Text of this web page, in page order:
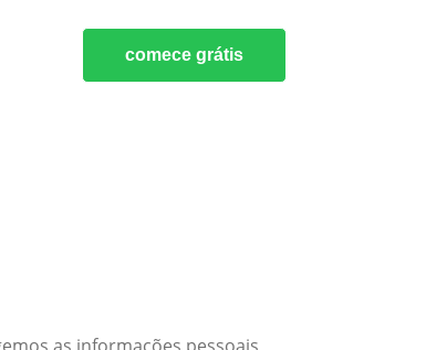
comece grátis